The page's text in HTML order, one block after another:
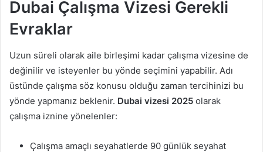
Dubai Çalışma Vizesi Gerekli
Evraklar
Uzun süreli olarak aile birleşimi kadar çalışma vizesine de
değinilir ve isteyenler bu yönde seçimini yapabilir. Adı
üstünde çalışma söz konusu olduğu zaman tercihinizi bu
yönde yapmanız beklenir. Dubai vizesi 2025 olarak
çalışma iznine yönelenler:
Çalışma amaçlı seyahatlerde 90 günlük seyahat